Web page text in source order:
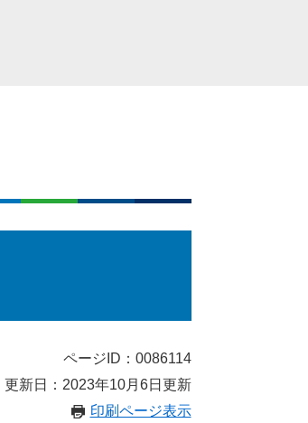
ページID：0086114
更新日：2023年10月6日更新
印刷ページ表示